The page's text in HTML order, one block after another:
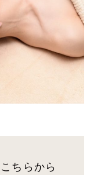
こちらから